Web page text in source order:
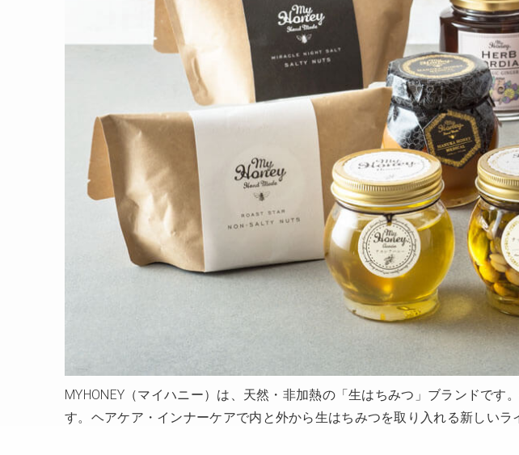
MYHONEY（マイハニー）は、天然・非加熱の「生はちみつ」ブランドで
す。ヘアケア・インナーケアで内と外から生はちみつを取り入れる新しいラ